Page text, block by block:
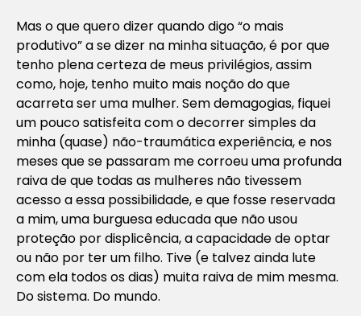
Mas o que quero dizer quando digo “o mais
produtivo” a se dizer na minha situação, é por que
tenho plena certeza de meus privilégios, assim
como, hoje, tenho muito mais noção do que
acarreta ser uma mulher. Sem demagogias, fiquei
um pouco satisfeita com o decorrer simples da
minha (quase) não-traumática experiência, e nos
meses que se passaram me corroeu uma profunda
raiva de que todas as mulheres não tivessem
acesso a essa possibilidade, e que fosse reservada
a mim, uma burguesa educada que não usou
proteção por displicência, a capacidade de optar
ou não por ter um filho. Tive (e talvez ainda lute
com ela todos os dias) muita raiva de mim mesma.
Do sistema. Do mundo.